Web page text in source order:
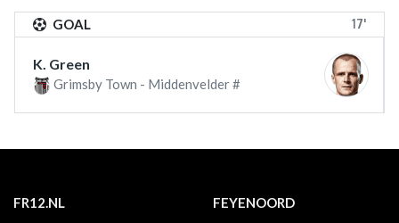
GOAL 17'
K. Green
Grimsby Town - Middenvelder #
FR12.NL
FEYENOORD